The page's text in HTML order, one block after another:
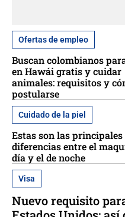
Ofertas de empleo
Buscan colombianos
en Hawái gratis y cuidar
animales: requisitos y
postularse
Cuidado de la piel
Estas son las principales
diferencias entre el
día y el de noche
Visa
Nuevo requisito